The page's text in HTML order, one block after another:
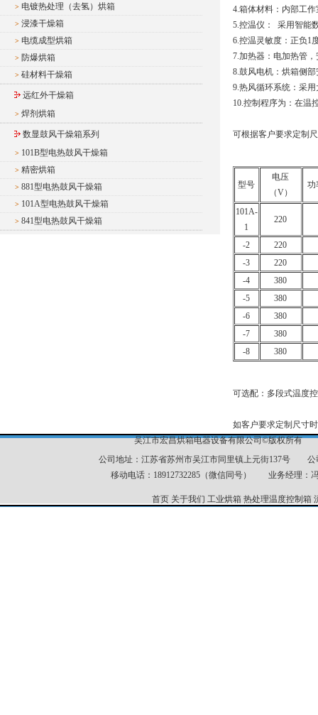
> 电镀热处理（去氢）烘箱
> 浸漆干燥箱
> 电缆成型烘箱
> 防爆烘箱
> 硅材料干燥箱
远红外干燥箱
> 焊剂烘箱
数显鼓风干燥箱系列
> 101B型电热鼓风干燥箱
> 精密烘箱
> 881型电热鼓风干燥箱
> 101A型电热鼓风干燥箱
> 841型电热鼓风干燥箱
4.箱体材料：内部工
5.控温仪： 采用智能
6.控温灵敏度：正负1
7.加热器：电加热管
8.鼓风电机：烘箱侧
9.热风循环系统：采
10.控制程序为：在温
可根据客户要求定制
型号
电压
（V）
功
101A-
1
220
-2
220
-3
220
-4
380
-5
380
-6
380
-7
380
-8
380
可选配：多段式温度
如客户要求定制尺寸
吴江市宏昌烘箱电器设备有限公司©版权所有
公司地址：江苏省苏州市吴江市同里镇上元街137号
移动电话：18912732285（微信同号） 业务经理
首页 关于我们 工业烘箱 热处理温度控制箱